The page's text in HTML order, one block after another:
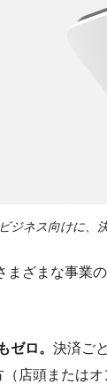
ジネス向けに、
ざまな事業
ゼロ。 決済ご
店頭または